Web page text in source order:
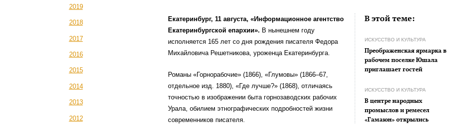
2019
2018
2017
2016
2015
2014
2013
2012
В этой теме:
ИСКУССТВО И КУЛЬТУРА
Преображенская ярмарка в
рабочем поселке Юшала
приглашает гостей
ИСКУССТВО И КУЛЬТУРА
В центре народных
промыслов и ремесел
«Гамаюн» открылись
Екатеринбург, 11 августа, «Информационное агентство
Екатеринбургской епархии». В нынешнем году
исполняется 165 лет со дня рождения писателя Федора
Михайловича Решетникова, уроженца Екатеринбурга.
Романы «Горнорабочие» (1866), «Глумовы» (1866–67,
отдельное изд. 1880), «Где лучше?» (1868), отличаясь
точностью в изображении быта горнозаводских рабочих
Урала, обилием этнографических подробностей жизни
современников писателя.